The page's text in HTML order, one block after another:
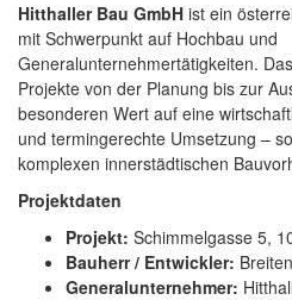
Hitthaller Bau GmbH ist ein
mit Schwerpunkt auf Hochbau und
Generalunternehmertätigkeiten.
Projekte von der Planung bis zur
besonderen Wert auf eine
und termingerechte Umsetzung –
komplexen innerstädtischen
Projektdaten
Projekt: Schimmelgasse 5,
Bauherr / Entwickler:
Generalunternehmer: